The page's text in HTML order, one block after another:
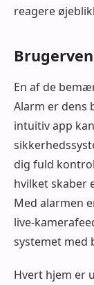
reagere
En af de
Alarm er dens
intuitiv app
dig fuld
hvilket skaber
Med alarmen
live-
systemet med
Hvert hjem er